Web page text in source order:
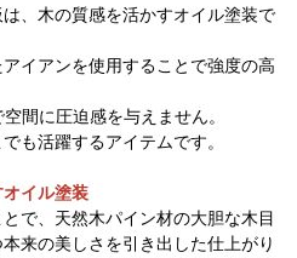
、木の質感を活かすオイル塗装で
イアンを使用することで強度の高
間に圧迫感を与えません。
も活躍するアイテムです。
イル塗装
で、天然木パイン材の大胆な木目
来の美しさを引き出した仕上がり